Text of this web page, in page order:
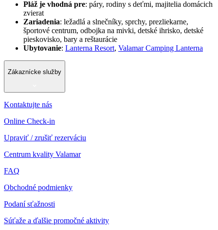
Pláž je vhodná pre: páry, rodiny s deťmi, majitelia domácich
zvierat
Zariadenia: ležadlá a slnečníky, sprchy, prezliekarne,
športové centrum, odbojka na mivki, detské ihrisko, detské
pieskovisko, bary a reštaurácie
Ubytovanie: Lanterna Resort, Valamar Camping Lanterna
Zákaznícke služby
Kontaktujte nás
Online Check-in
Upraviť / zrušiť rezerváciu
Centrum kvality Valamar
FAQ
Obchodné podmienky
Podaní sťažnosti
Súťaže a ďalšie promočné aktivity